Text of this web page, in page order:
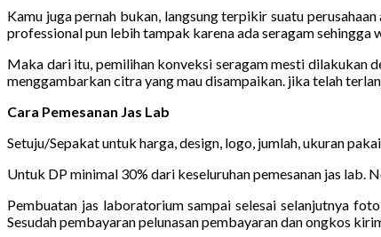
Kamu juga pernah bukan, langsung terpikir suatu
professional pun lebih tampak karena ada seragam
Maka dari itu, pemilihan konveksi seragam mesti dilakukan
menggambarkan citra yang mau disampaikan. jika telah
Cara Pemesanan Jas Lab
Setuju/Sepakat untuk harga, design, logo, jumlah, ukuran
Untuk DP minimal 30% dari keseluruhan pemesanan jas lab.
Pembuatan jas laboratorium sampai selesai selanjutnya
Sesudah pembayaran pelunasan pembayaran dan ongkos